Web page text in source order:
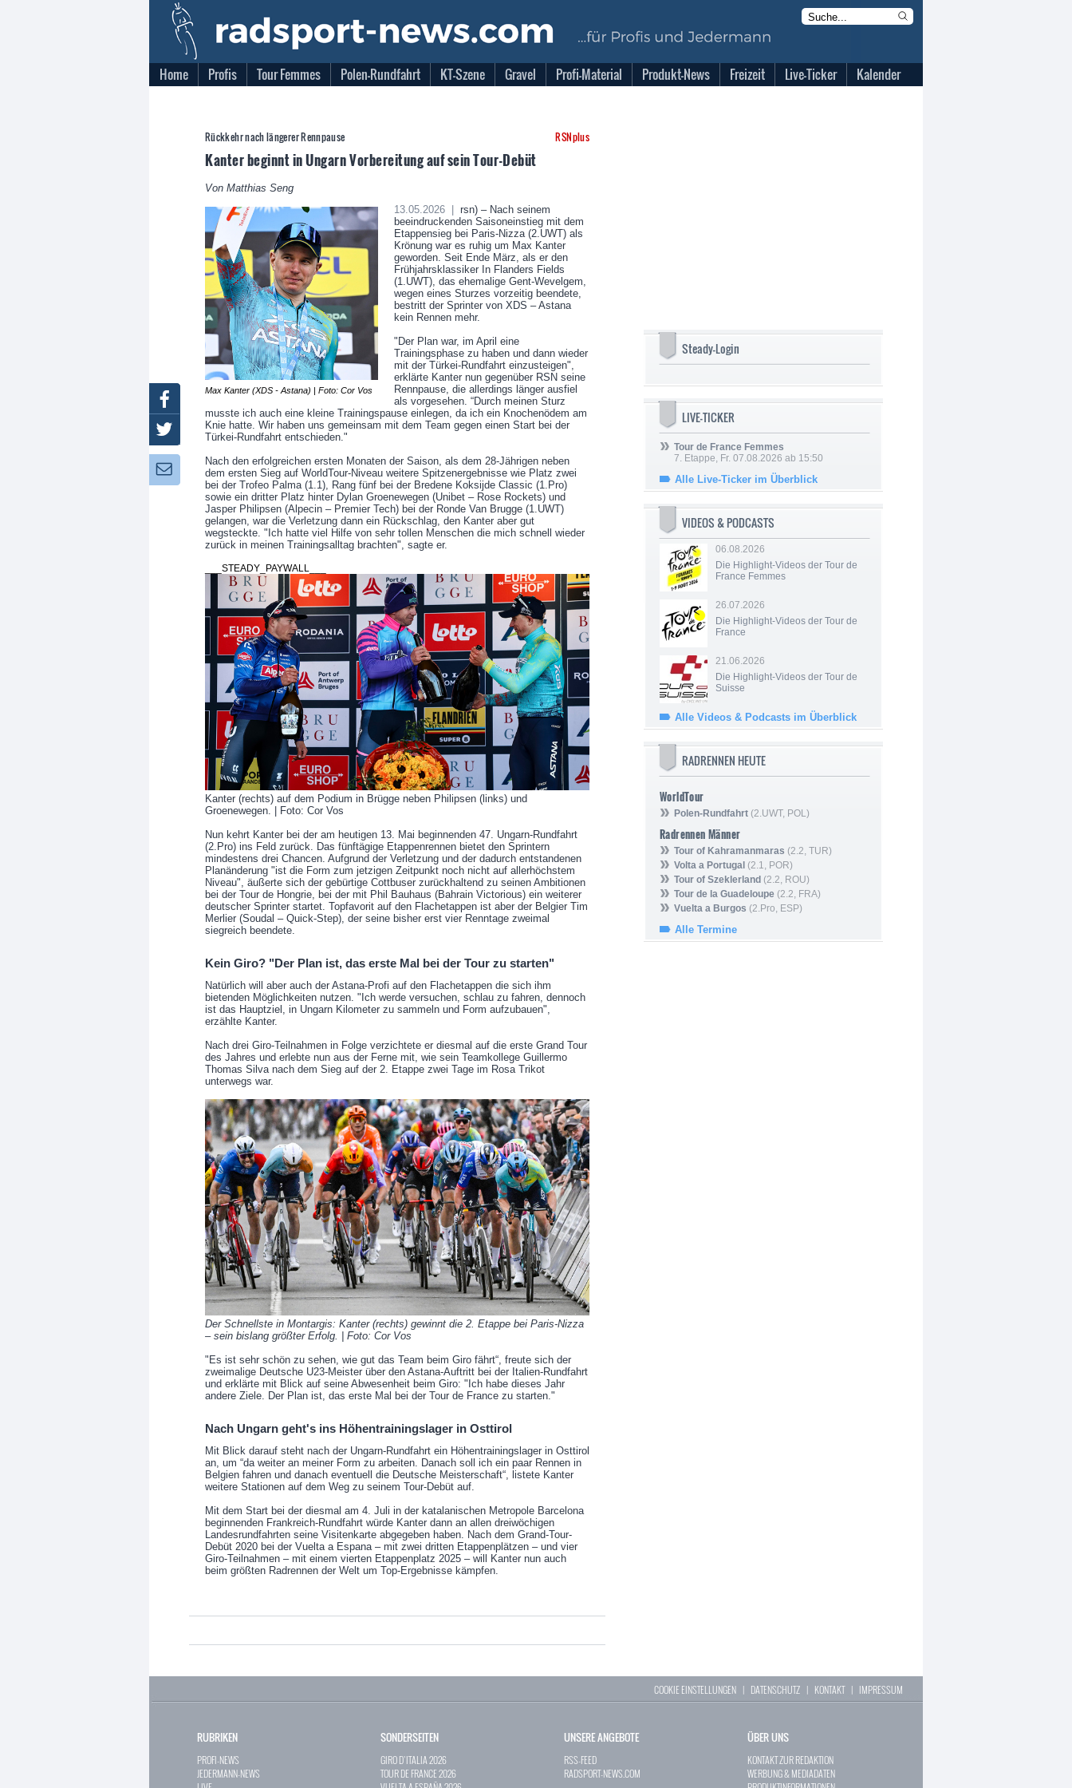
Home Profis Tour Femmes Polen-Rundfahrt KT-Szene Gravel Profi-Material Produkt-News Freizeit Live-Ticker Kalender
RSNplus
Rückkehr nach längerer Rennpause
Kanter beginnt in Ungarn Vorbereitung auf sein Tour-Debüt
Von Matthias Seng
Max Kanter (XDS - Astana) | Foto: Cor Vos
13.05.2026 |
rsn) – Nach seinem
beeindruckenden Saisoneinstieg mit dem
Etappensieg bei Paris-Nizza (2.UWT) als
Krönung war es ruhig um Max Kanter
geworden. Seit Ende März, als er den
Frühjahrsklassiker In Flanders Fields
(1.UWT), das ehemalige Gent-Wevelgem,
wegen eines Sturzes vorzeitig beendete,
bestritt der Sprinter von XDS – Astana
kein Rennen mehr.
"Der Plan war, im April eine
Trainingsphase zu haben und dann wieder
mit der Türkei-Rundfahrt einzusteigen",
erklärte Kanter nun gegenüber RSN seine
Rennpause, die allerdings länger ausfiel
als vorgesehen. “Durch meinen Sturz
musste ich auch eine kleine Trainingspause einlegen, da ich ein Knochenödem am
Knie hatte. Wir haben uns gemeinsam mit dem Team gegen einen Start bei der
Türkei-Rundfahrt entschieden."
Nach den erfolgreichen ersten Monaten der Saison, als dem 28-Jährigen neben
dem ersten Sieg auf WorldTour-Niveau weitere Spitzenergebnisse wie Platz zwei
bei der Trofeo Palma (1.1), Rang fünf bei der Bredene Koksijde Classic (1.Pro)
sowie ein dritter Platz hinter Dylan Groenewegen (Unibet – Rose Rockets) und
Jasper Philipsen (Alpecin – Premier Tech) bei der Ronde Van Brugge (1.UWT)
gelangen, war die Verletzung dann ein Rückschlag, den Kanter aber gut
wegsteckte. "Ich hatte viel Hilfe von sehr tollen Menschen die mich schnell wieder
zurück in meinen Trainingsalltag brachten", sagte er.
___STEADY_PAYWALL___
Kanter (rechts) auf dem Podium in Brügge neben Philipsen (links) und
Groenewegen. | Foto: Cor Vos
Nun kehrt Kanter bei der am heutigen 13. Mai beginnenden 47. Ungarn-Rundfahrt
(2.Pro) ins Feld zurück. Das fünftägige Etappenrennen bietet den Sprintern
mindestens drei Chancen. Aufgrund der Verletzung und der dadurch entstandenen
Planänderung "ist die Form zum jetzigen Zeitpunkt noch nicht auf allerhöchstem
Niveau", äußerte sich der gebürtige Cottbuser zurückhaltend zu seinen Ambitionen
bei der Tour de Hongrie, bei der mit Phil Bauhaus (Bahrain Victorious) ein weiterer
deutscher Sprinter startet. Topfavorit auf den Flachetappen ist aber der Belgier Tim
Merlier (Soudal – Quick-Step), der seine bisher erst vier Renntage zweimal
siegreich beendete.
Kein Giro? "Der Plan ist, das erste Mal bei der Tour zu starten"
Natürlich will aber auch der Astana-Profi auf den Flachetappen die sich ihm
bietenden Möglichkeiten nutzen. "Ich werde versuchen, schlau zu fahren, dennoch
ist das Hauptziel, in Ungarn Kilometer zu sammeln und Form aufzubauen",
erzählte Kanter.
Nach drei Giro-Teilnahmen in Folge verzichtete er diesmal auf die erste Grand Tour
des Jahres und erlebte nun aus der Ferne mit, wie sein Teamkollege Guillermo
Thomas Silva nach dem Sieg auf der 2. Etappe zwei Tage im Rosa Trikot
unterwegs war.
Der Schnellste in Montargis: Kanter (rechts) gewinnt die 2. Etappe bei Paris-Nizza
– sein bislang größter Erfolg. | Foto: Cor Vos
"Es ist sehr schön zu sehen, wie gut das Team beim Giro fährt“, freute sich der
zweimalige Deutsche U23-Meister über den Astana-Auftritt bei der Italien-Rundfahrt
und erklärte mit Blick auf seine Abwesenheit beim Giro: "Ich habe dieses Jahr
andere Ziele. Der Plan ist, das erste Mal bei der Tour de France zu starten."
Nach Ungarn geht's ins Höhentrainingslager in Osttirol
Mit Blick darauf steht nach der Ungarn-Rundfahrt ein Höhentrainingslager in Osttirol
an, um “da weiter an meiner Form zu arbeiten. Danach soll ich ein paar Rennen in
Belgien fahren und danach eventuell die Deutsche Meisterschaft“, listete Kanter
weitere Stationen auf dem Weg zu seinem Tour-Debüt auf.
Mit dem Start bei der diesmal am 4. Juli in der katalanischen Metropole Barcelona
beginnenden Frankreich-Rundfahrt würde Kanter dann an allen dreiwöchigen
Landesrundfahrten seine Visitenkarte abgegeben haben. Nach dem Grand-Tour-
Debüt 2020 bei der Vuelta a Espana – mit zwei dritten Etappenplätzen – und vier
Giro-Teilnahmen – mit einem vierten Etappenplatz 2025 – will Kanter nun auch
beim größten Radrennen der Welt um Top-Ergebnisse kämpfen.
Steady-Login
LIVE-TICKER
Tour de France Femmes
7. Etappe, Fr. 07.08.2026 ab 15:50
Alle Live-Ticker im Überblick
VIDEOS & PODCASTS
06.08.2026
Die Highlight-Videos der Tour de
France Femmes
26.07.2026
Die Highlight-Videos der Tour de
France
21.06.2026
Die Highlight-Videos der Tour de
Suisse
Alle Videos & Podcasts im Überblick
RADRENNEN HEUTE
WorldTour
Polen-Rundfahrt (2.UWT, POL)
Radrennen Männer
Tour of Kahramanmaras (2.2, TUR)
Volta a Portugal (2.1, POR)
Tour of Szeklerland (2.2, ROU)
Tour de la Guadeloupe (2.2, FRA)
Vuelta a Burgos (2.Pro, ESP)
Alle Termine
Facebook
Twitter
Newsletter:
COOKIE EINSTELLUNGEN | DATENSCHUTZ | KONTAKT| IMPRESSUM
RUBRIKEN
PROFI-NEWS
JEDERMANN-NEWS
SONDERSEITEN
GIRO D`ITALIA 2026
TOUR DE FRANCE 2026
UNSERE ANGEBOTE
RSS-FEED
RADSPORT-NEWS.COM
ÜBER UNS
KONTAKT ZUR REDAKTION
WERBUNG & MEDIADATEN